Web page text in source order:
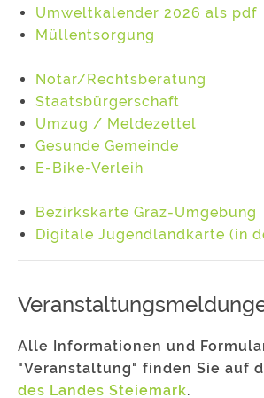
Umweltkalender 2026 als pdf
Müllentsorgung
Notar/Rechtsberatung
Staatsbürgerschaft
Umzug / Meldezettel
Gesunde Gemeinde
E-Bike-Verleih
Bezirkskarte Graz-Umgebung
Digitale Jugendlandkarte (in
Alle Informationen und
"Veranstaltung" finden Sie auf
des Landes Steiemark.